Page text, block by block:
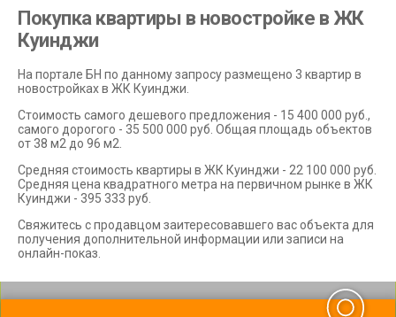
Покупка квартиры в новостройке в ЖК
Куинджи
На портале БН по данному запросу размещено 3 квартир в
новостройках в ЖК Куинджи.
Стоимость самого дешевого предложения - 15 400 000 руб.,
самого дорогого - 35 500 000 руб. Общая площадь объектов
от 38 м2 до 96 м2.
Средняя стоимость квартиры в ЖК Куинджи - 22 100 000 руб.
Средняя цена квадратного метра на первичном рынке в ЖК
Куинджи - 395 333 руб.
Свяжитесь с продавцом заитересовавшего вас объекта для
получения дополнительной информации или записи на
онлайн-показ.